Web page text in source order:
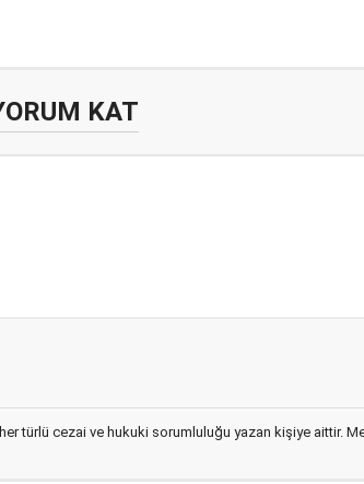
KAT
her türlü cezai ve hukuki sorumluluğu yazan kişiye aittir.